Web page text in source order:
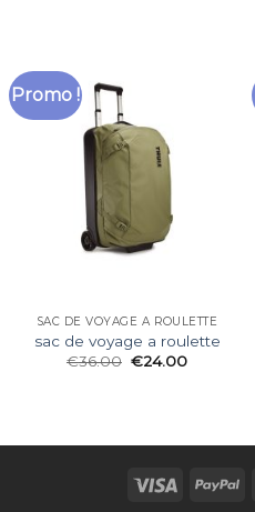
Promo !
SAC DE VOYAGE A ROULETTE
sac de voyage a roulette
€36.00 €24.00